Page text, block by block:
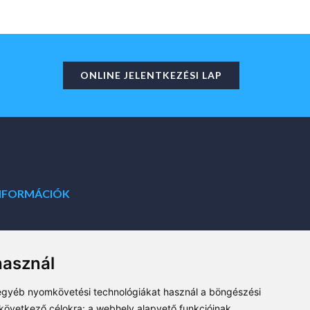
nyomkövetési technológiákat használ a böngészési
ONLINE JELENTKEZÉSI LAP
Adatkezelési tájékoztató